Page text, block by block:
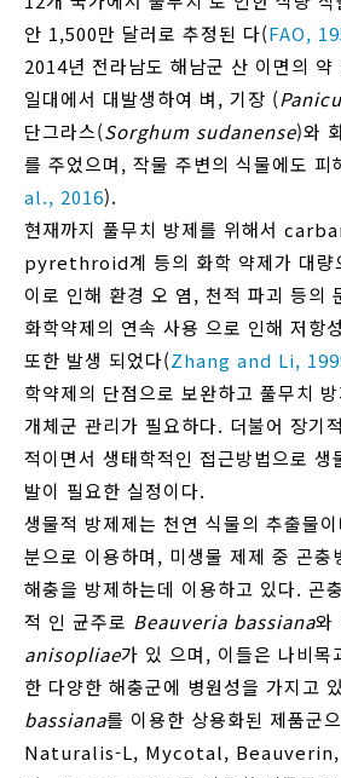
안 1,500만 달러로 추정된 다(FAO,
2014년 전라남도 해남군 산 이면의
일대에서 대발생하여 벼, 기장 (
단그라스(Sorghum sudanense)와
를 주었으며, 작물 주변의 식물에도 피
al., 2016).
현재까지 풀무치 방제를 위해서
pyrethroid계 등의 화학 약제가 대량
이로 인해 환경 오 염, 천적 파괴 등의
화학약제의 연속 사용 으로 인해 저항
또한 발생 되었다(Zhang and Li,
학약제의 단점으로 보완하고 풀무치
개체군 관리가 필요하다. 더불어 장기
적이면서 생태학적인 접근방법으로 생
발이 필요한 실정이다.
생물적 방제제는 천연 식물의 추출물
분으로 이용하며, 미생물 제제 중 곤충
해충을 방제하는데 이용하고 있다. 곤
적 인 균주로 Beauveria bassiana와
anisopliae가 있 으며, 이들은 나비목
한 다양한 해충군에 병원성을 가지고
bassiana를 이용한 상용화된 제품
Naturalis-L, Mycotal, Beauverin,